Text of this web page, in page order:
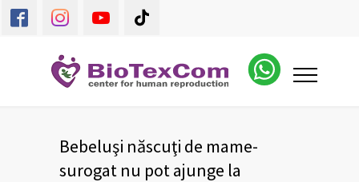
Bebeluşi născuţi de mame-
surogat nu pot ajunge la